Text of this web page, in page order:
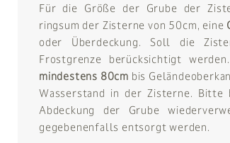
Für die Größe der Grube der
ringsum der Zisterne von 50cm, eine
oder Überdeckung. Soll die
Frostgrenze berücksichtigt
mindestens 80cm bis
Wasserstand in der Zisterne. Bitte
Abdeckung der Grube
gegebenenfalls entsorgt werden.